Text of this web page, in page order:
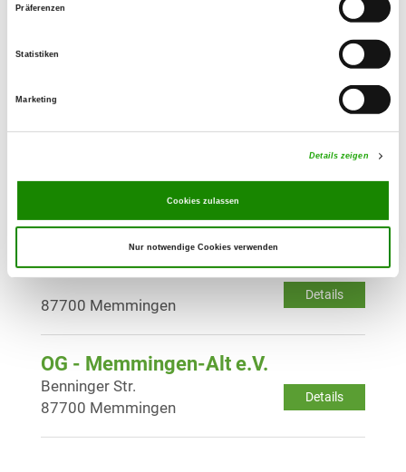
Präferenzen
Statistiken
Marketing
Details zeigen
Cookies zulassen
Nur notwendige Cookies verwenden
OG - Krumbach e.V.
Details
86381 Krumbach/Billenhausen
Am Texet 1
OG - Memmingen 1970 e.V.
Details
87700 Memmingen
OG - Memmingen-Alt e.V.
Details
Benninger Str.
87700 Memmingen